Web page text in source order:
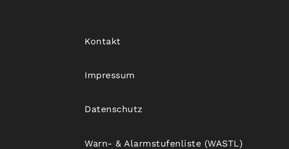
Kontakt
Impressum
Datenschutz
Warn- & Alarmstufenliste (WASTL)